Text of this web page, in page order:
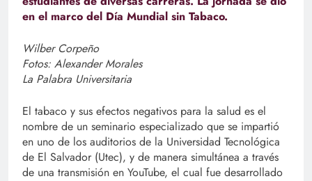
en el marco del Día Mundial sin Tabaco.
Wilber Corpeño
Fotos: Alexander Morales
La Palabra Universitaria
El tabaco y sus efectos negativos para la salud es el
nombre de un seminario especializado que se impartió
en uno de los auditorios de la Universidad Tecnológica
de El Salvador (Utec), y de manera simultánea a través
de una transmisión en YouTube, el cual fue desarrollado